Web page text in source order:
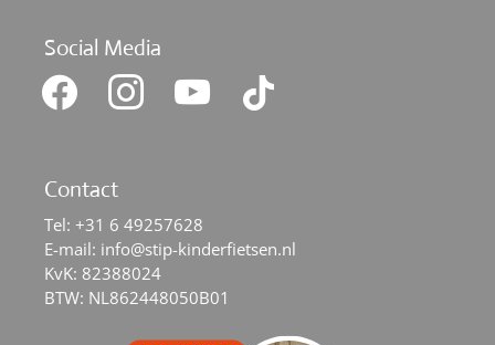
Social Media
facebook instagram youtube tiktok
Contact
Tel: +31 6 49257628
E-mail: info@stip-kinderfietsen.nl
KvK: 82388024
BTW: NL862448050B01